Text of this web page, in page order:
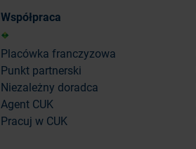
Współpraca
Placówka franczyzowa
Punkt partnerski
Niezależny doradca
Agent CUK
Pracuj w CUK